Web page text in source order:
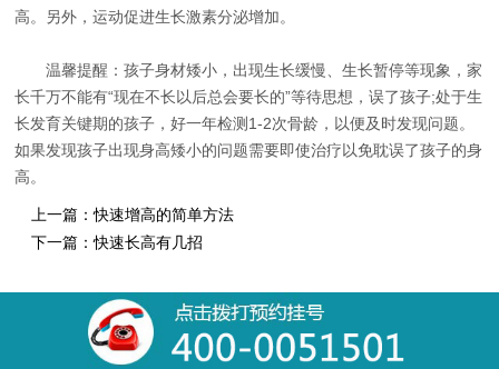
高。另外，运动促进生长激素分泌增加。
温馨提醒：孩子身材矮小，出现生长缓慢、生长暂停等现象，家
长千万不能有“现在不长以后总会要长的”等待思想，误了孩子;处于生
长发育关键期的孩子，好一年检测1-2次骨龄，以便及时发现问题。
如果发现孩子出现身高矮小的问题需要即使治疗以免耽误了孩子的身
高。
上一篇：快速增高的简单方法
下一篇：快速长高有几招